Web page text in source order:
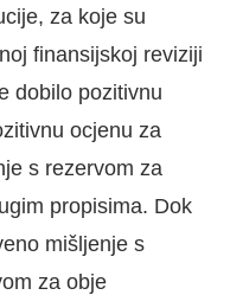
za koje su
finansijskoj reviziji
dobilo pozitivnu
ocjenu za
s rezervom za
propisima. Dok
mišljenje s
za obje